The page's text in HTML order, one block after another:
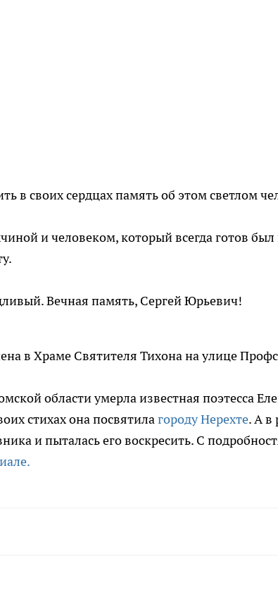
в своих сердцах память об этом светлом
и человеком, который всегда готов
Вечная память, Сергей Юрьевич!
в Храме Святителя Тихона на улице
области умерла известная поэтесса
стихах она посвятилагороду Нерехте. А в
и пыталась его воскресить. С